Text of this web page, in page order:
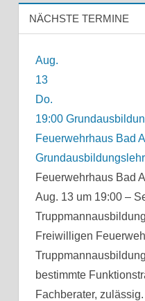
NÄCHSTE TERMINE
Aug.
13
Do.
19:00
Feuerwehrhaus Bad
Feuerwehrhaus Bad
Aug. 13 um 19:00 –
Freiwilligen
bestimmte
Fachberater,